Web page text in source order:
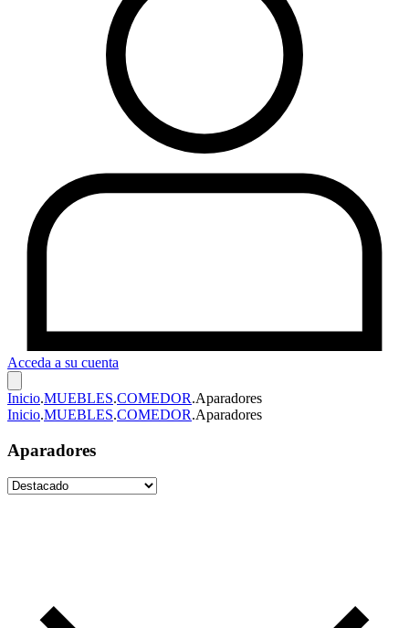
Acceda a su cuenta
Inicio.MUEBLES.COMEDOR.Aparadores
Inicio.MUEBLES.COMEDOR.Aparadores
Aparadores